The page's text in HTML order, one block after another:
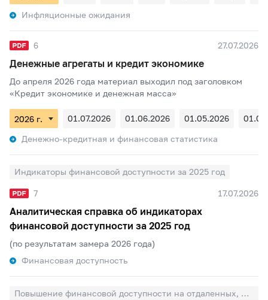
Инфляционные ожидания
6 27.07.2026
Денежные агрегаты и кредит экономике
До апреля 2026 года материал выходил под заголовком
«Кредит экономике и денежная масса»
01.07.2026 01.06.2026 01.05.2026
Денежно-кредитная и финансовая статистика
Индикаторы финансовой доступности за 2025 год
7 17.07.2026
Аналитическая справка об индикаторах
финансовой доступности за 2025 год
(по результатам замера 2026 года)
Финансовая доступность
Повышение финансовой доступности на отдаленных, малонаселенных и труднодоступных территориях